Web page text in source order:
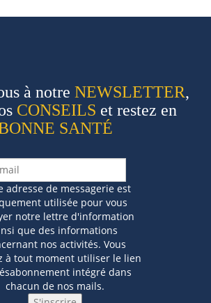
à notre NEWSLETTER,
CONSEILS et restez en
SANTÉ
adresse de messagerie est
utilisée pour vous
notre lettre d'information
que des informations
nos activités. Vous
à tout moment utiliser le lien
intégré dans
chacun de nos mails.